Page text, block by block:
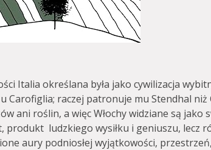
Italia określana była jako cywilizacja
u Carofiglia; raczej patronuje mu Stendhal niż
ani roślin, a więc Włochy widziane są jako
produkt ludzkiego wysiłku i geniuszu, lecz
aury podniosłej wyjątkowości,